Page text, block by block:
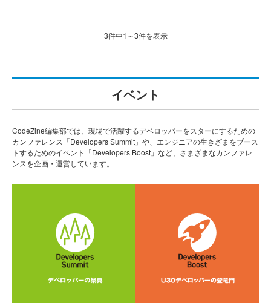
3件中1～3件を表示
イベント
CodeZine編集部では、現場で活躍するデベロッパーをスターにするための
カンファレンス「Developers Summit」や、エンジニアの生きざまをブース
トするためのイベント「Developers Boost」など、さまざまなカンファレ
ンスを企画・運営しています。